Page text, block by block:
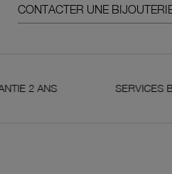
CONTACTER UNE
ANS SERVICES